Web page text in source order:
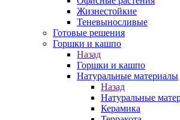
Жизнестойкие
Теневыносливые
Готовые решения
Горшки и кашпо
Назад
Горшки и кашпо
Натуральные материалы
Назад
Натуральные
Керамика